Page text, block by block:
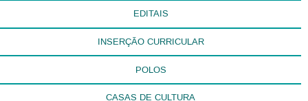
EDITAIS
INSERÇÃO CURRICULAR
POLOS
CASAS DE CULTURA